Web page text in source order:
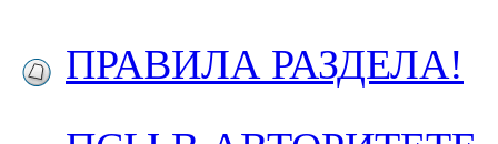
ПРАВИЛА РАЗДЕЛА!